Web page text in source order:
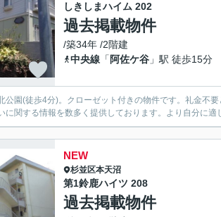
しきしまハイム 202
過去掲載物件
/築34年 /2階建
中央線 「 阿佐ケ谷 」駅 徒歩15分
公園(徒歩4分)。クローゼット付きの物件です。礼金不
に関する情報を数多く提供しております。より自分に
NEW
杉並区本天沼
第1鈴鹿ハイツ 208
過去掲載物件